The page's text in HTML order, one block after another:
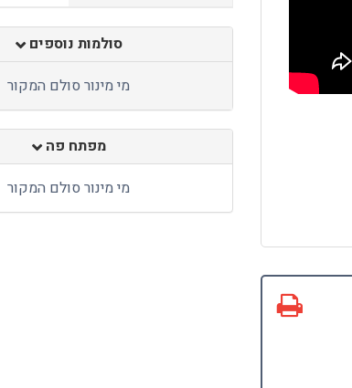
סולמות נוספים
מי מינור סולם המקור
מפתח פה
מי מינור סולם המקור